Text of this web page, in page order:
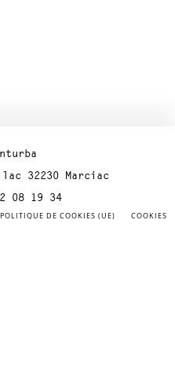
32230 Marciac
08 19 34
POLITIQUE DE COOKIES (UE) COOKIES